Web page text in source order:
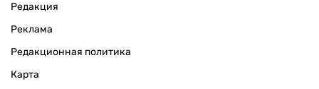
Редакция
Реклама
Редакционная политика
Карта